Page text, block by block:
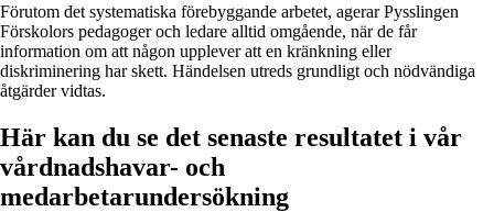
Förutom det systematiska förebyggande arbetet, agerar Pysslingen
Förskolors pedagoger och ledare alltid omgående, när de får
information om att någon upplever att en kränkning eller
diskriminering har skett. Händelsen utreds grundligt och nödvändiga
åtgärder vidtas.
Här kan du se det senaste resultatet i vår
vårdnadshavar- och
medarbetarundersökning